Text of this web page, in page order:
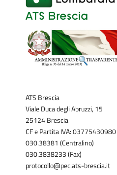
ATS Brescia
Viale Duca degli Abruzzi, 15
25124 Brescia
CF e Partita IVA: 03775430980
030.38381 (Centralino)
030.3838233 (Fax)
protocollo@pec.ats-brescia.it